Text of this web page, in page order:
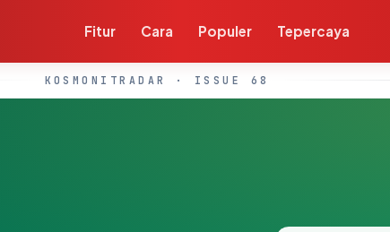
Fitur Cara Populer Tepercaya
KOSMONITRADAR · ISSUE 68